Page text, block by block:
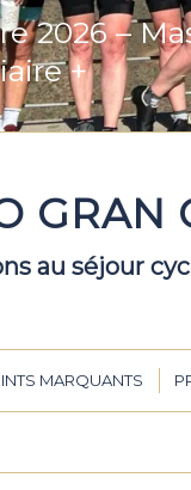
2026 –
+
au séjour
MARQUANTS